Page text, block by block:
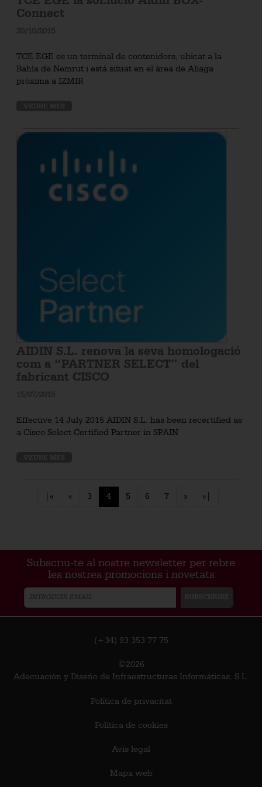
Connect
TCE EGE es un terminal de contenidors, ubicat a la
Bahía de Nemrut i está situat en el àrea de Aliaga
pròxima a IZMIR
AIDIN S.L. renova la seva homologació
com a “PARTNER SELECT” del
fabricant CISCO
Effective 14 July 2015 AIDIN S.L. has been recertified as
a Cisco Select Certified Partner in SPAIN
|« « 3 4 5 6 7 » »|
Subscriu-te al nostre newsletter per rebre
les nostres promocions i novetats
(+34) 93 353 77 75
©2026
Adecuación y Diseño de Infraestructuras Informáticas, S.L.
Política de privacitat
Política de cookies
Avís legal
Mapa web